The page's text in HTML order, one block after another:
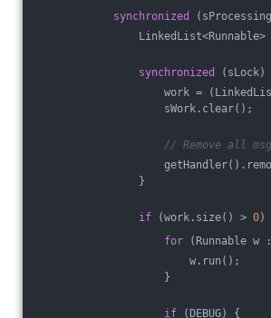
synchronized
LinkedList<Runnable>
synchronized
(sLock)
work =
sWork.clear();
// Remove all
}
if (work.size() > 0)
for (Runnable w
w.run();
}
if (DEBUG) {